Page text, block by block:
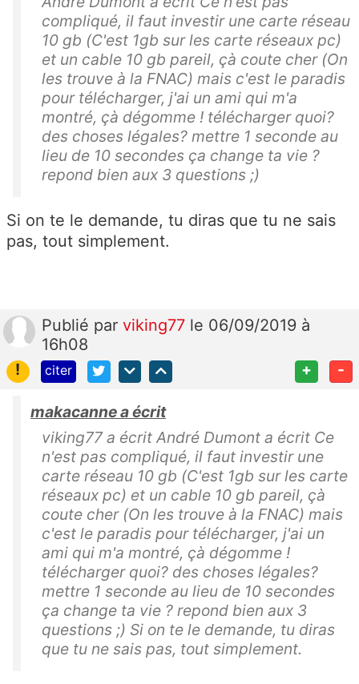
compliqué, il faut investir une carte réseau
10 gb (C'est 1gb sur les carte réseaux pc)
et un cable 10 gb pareil, çà coute cher (On
les trouve à la FNAC) mais c'est le paradis
pour télécharger, j'ai un ami qui m'a
montré, çà dégomme ! télécharger quoi?
des choses légales? mettre 1 seconde au
lieu de 10 secondes ça change ta vie ?
repond bien aux 3 questions ;)
Si on te le demande, tu diras que tu ne sais
pas, tout simplement.
Publié par viking77 le 06/09/2019 à
16h08
!
citer + -
makacanne a écrit
viking77 a écrit André Dumont a écrit Ce
n'est pas compliqué, il faut investir une
carte réseau 10 gb (C'est 1gb sur les carte
réseaux pc) et un cable 10 gb pareil, çà
coute cher (On les trouve à la FNAC) mais
c'est le paradis pour télécharger, j'ai un
ami qui m'a montré, çà dégomme !
télécharger quoi? des choses légales?
mettre 1 seconde au lieu de 10 secondes
ça change ta vie ? repond bien aux 3
questions ;) Si on te le demande, tu diras
que tu ne sais pas, tout simplement.